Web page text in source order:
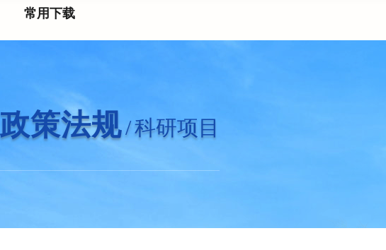
常用下载
政策法规/科研项目